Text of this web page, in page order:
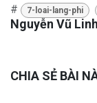
#
7-loai-lang-phi
Nguyễn Vũ Linh
CHIA SẺ BÀI